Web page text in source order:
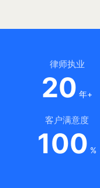
律师执业
20 年+
客户满意度
100 %